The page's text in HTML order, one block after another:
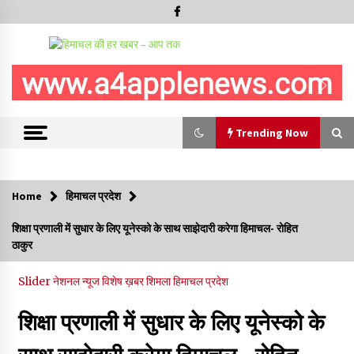
Trending Now
नेता प्रतिपक्ष जयराम के आरोप निराधार, सबूत हैं तो सार्वजनिक करें: नरेश
चौहान
05/08/2026
Home हिमाचल प्रदेश
शिक्षा प्रणाली में सुधार के लिए यूनेस्को के साथ साझेदारी करेगा हिमाचल- रोहित
ठाकुर
Sliderनेशनल न्यूजविशेष ख़बरशिमलाहिमाचल प्रदेश
शिक्षा प्रणाली में सुधार के लिए यूनेस्को के